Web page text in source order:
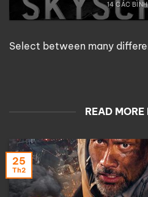
14 CÁC
Select between many
READ
25
Th2